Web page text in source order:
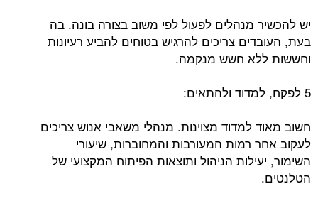
יש להכשיר מנהלים לפעול לפי משוב בצורה בונה. בה
בעת, העובדים צריכים להרגיש בטוחים להביע רעיונות
וחששות ללא חשש מנקמה.
5 לפקח, למדוד ולהתאים:
חשוב מאוד למדוד מצוינות. מנהלי משאבי אנוש צריכים
לעקוב אחר רמות המעורבות והמחוברות, שיעורי
השימור, יעילות הניהול ותוצאות הפיתוח המקצועי של
הטלנטים.